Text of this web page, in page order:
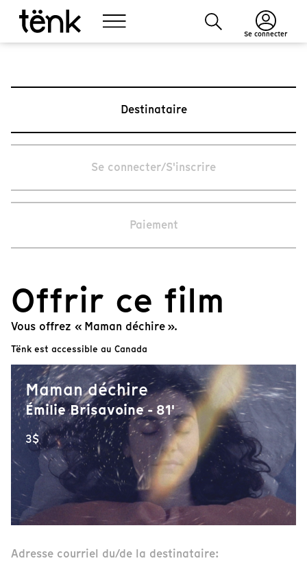
Se connecter
Destinataire
Se connecter/S'inscrire
Paiement
Offrir ce film
Vous offrez « Maman déchire ».
Tënk est accessible au Canada
Maman déchire
Émilie Brisavoine - 81'
3$
Adresse courriel du/de la destinataire: